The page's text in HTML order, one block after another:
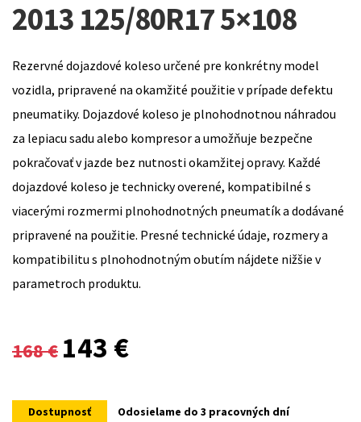
2013 125/80R17 5×108
Rezervné dojazdové koleso určené pre konkrétny model
vozidla, pripravené na okamžité použitie v prípade defektu
pneumatiky. Dojazdové koleso je plnohodnotnou náhradou
za lepiacu sadu alebo kompresor a umožňuje bezpečne
pokračovať v jazde bez nutnosti okamžitej opravy. Každé
dojazdové koleso je technicky overené, kompatibilné s
viacerými rozmermi plnohodnotných pneumatík a dodávané
pripravené na použitie. Presné technické údaje, rozmery a
kompatibilitu s plnohodnotným obutím nájdete nižšie v
parametroch produktu.
168€
Original
was:
143 €
is:
Dostupnosť Odosielame do 3 pracovných dní